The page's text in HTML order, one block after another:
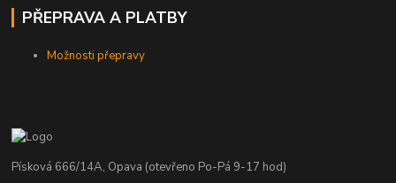
PŘEPRAVA A PLATBY
Možnosti přepravy
Písková 666/14A, Opava (otevřeno Po-Pá 9-17 hod)